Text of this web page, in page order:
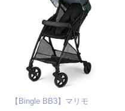
【Bingle BB3】マリモ